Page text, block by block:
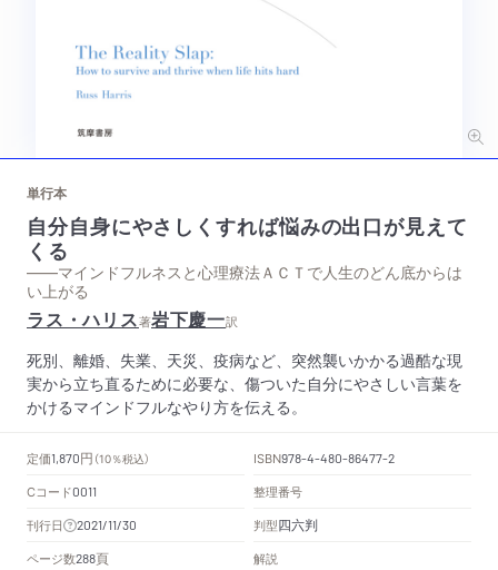
単行本
自分自身にやさしくすれば悩みの出口が見えて
くる
——マインドフルネスと心理療法ＡＣＴで人生のどん底からは
い上がる
ラス・ハリス著岩下慶一訳
死別、離婚、失業、天災、疫病など、突然襲いかかる過酷な現
実から立ち直るために必要な、傷ついた自分にやさしい言葉を
かけるマインドフルなやり方を伝える。
定価1,870円 （10％税込） ISBN978-4-480-86477-2
Cコード0011
整理番号
刊行日
2021/11/30 判型四六判
ページ数288頁 解説